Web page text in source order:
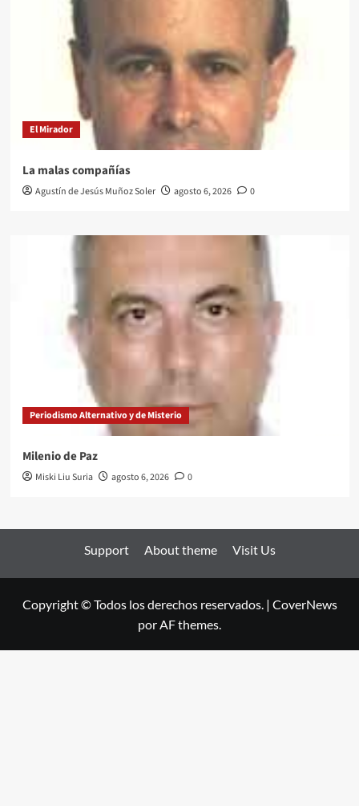
El Mirador
La malas compañías
Agustín de Jesús Muñoz Soler agosto 6, 2026 0
Periodismo Alternativo y de Misterio
Milenio de Paz
Miski Liu Suria agosto 6, 2026 0
Support About theme Visit Us
Copyright © Todos los derechos reservados. | CoverNews
por AF themes.